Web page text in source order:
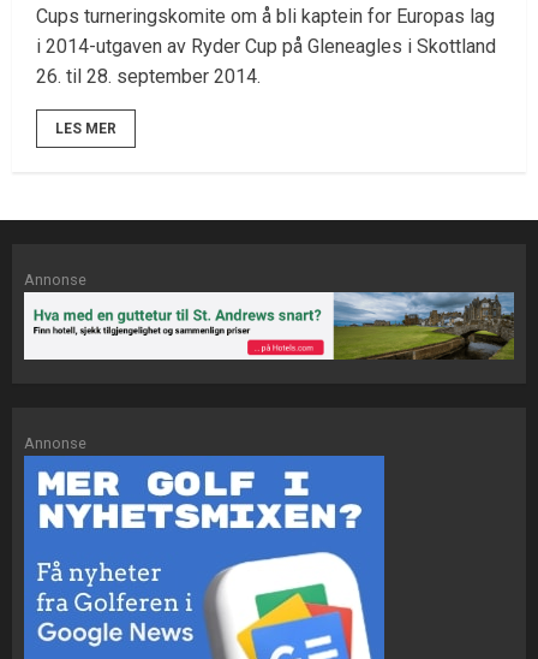
Cups turneringskomite om å bli kaptein for Europas lag
i 2014-utgaven av Ryder Cup på Gleneagles i Skottland
26. til 28. september 2014.
LES MER
Annonse
Annonse